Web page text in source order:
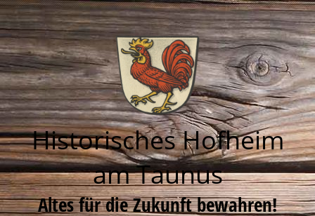
Historisches Hofheim
am Taunus
Altes für die Zukunft bewahren!